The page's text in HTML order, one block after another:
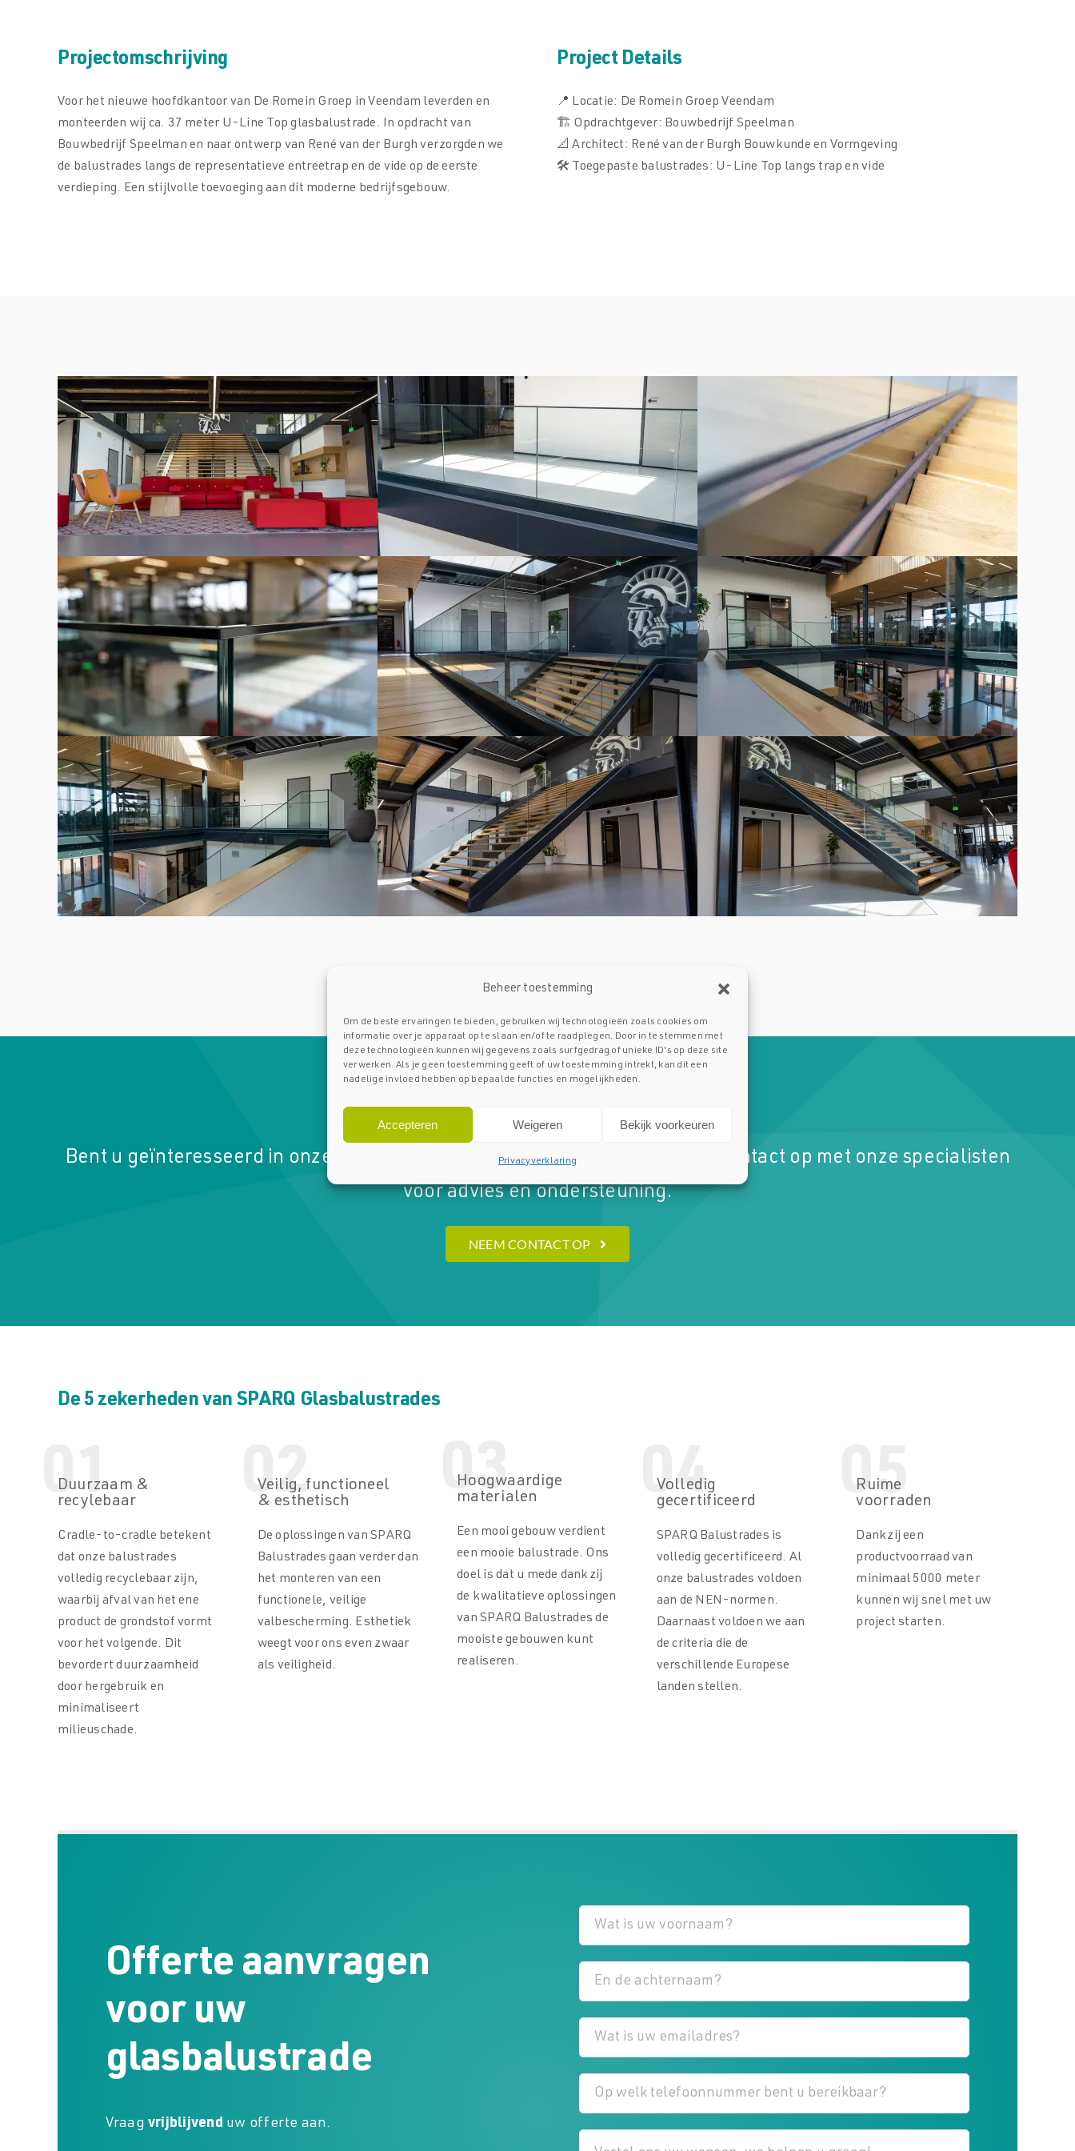
Beheer toestemming
Om de beste ervaringen te bieden, gebruiken wij technologieën zoals cookies om
informatie over je apparaat op te slaan en/of te raadplegen. Door in te stemmen met
deze technologieën kunnen wij gegevens zoals surfgedrag of unieke ID's op deze site
verwerken. Als je geen toestemming geeft of uw toestemming intrekt, kan dit een
nadelige invloed hebben op bepaalde functies en mogelijkheden.
Accepteren Weigeren Bekijk voorkeuren
Privacyverklaring
Projectomschrijving
Voor het nieuwe hoofdkantoor van De Romein Groep in Veendam leverden en
monteerden wij ca. 37 meter U-Line Top glasbalustrade. In opdracht van
Bouwbedrijf Speelman en naar ontwerp van René van der Burgh verzorgden we
de balustrades langs de representatieve entreetrap en de vide op de eerste
verdieping. Een stijlvolle toevoeging aan dit moderne bedrijfsgebouw.
Project Details
📍 Locatie: De Romein Groep Veendam
🏗 Opdrachtgever: Bouwbedrijf Speelman
📐 Architect: René van der Burgh Bouwkunde en Vormgeving
🛠 Toegepaste balustrades: U-Line Top langs trap en vide
Neem Contact Met Ons Op!
Bent u geïnteresseerd in onze glasbalustradeoplossingen? Neem gerust contact op met onze specialisten
voor advies en ondersteuning.
NEEM CONTACT OP
De 5 zekerheden van SPARQ Glasbalustrades
01
Duurzaam &
recylebaar
Cradle-to-cradle betekent
dat onze balustrades
volledig recyclebaar zijn,
waarbij afval van het ene
product de grondstof vormt
voor het volgende. Dit
bevordert duurzaamheid
door hergebruik en
minimaliseert
milieuschade.
02
Veilig, functioneel
& esthetisch
De oplossingen van SPARQ
Balustrades gaan verder dan
het monteren van een
functionele, veilige
valbescherming. Esthetiek
weegt voor ons even zwaar
als veiligheid.
03
Hoogwaardige
materialen
Een mooi gebouw verdient
een mooie balustrade. Ons
doel is dat u mede dankzij
de kwalitatieve oplossingen
van SPARQ Balustrades de
mooiste gebouwen kunt
realiseren.
04
Volledig
gecertificeerd
SPARQ Balustrades is
volledig gecertificeerd. Al
onze balustrades voldoen
aan de NEN-normen.
Daarnaast voldoen we aan
de criteria die de
verschillende Europese
landen stellen.
05
Ruime
voorraden
Dankzij een
productvoorraad van
minimaal 5000 meter
kunnen wij snel met uw
project starten.
Offerte aanvragen
voor uw
glasbalustrade
Vraag vrijblijvend uw offerte aan.